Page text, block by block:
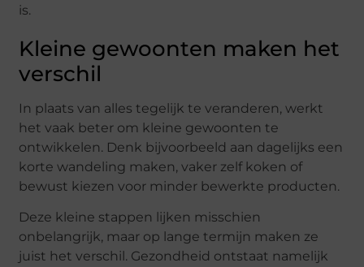
is.
Kleine gewoonten maken het
verschil
In plaats van alles tegelijk te veranderen, werkt
het vaak beter om kleine gewoonten te
ontwikkelen. Denk bijvoorbeeld aan dagelijks een
korte wandeling maken, vaker zelf koken of
bewust kiezen voor minder bewerkte producten.
Deze kleine stappen lijken misschien
onbelangrijk, maar op lange termijn maken ze
juist het verschil. Gezondheid ontstaat namelijk